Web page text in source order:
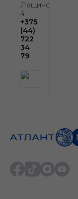
Лещинского,
4
+375
(44)
722
34
79